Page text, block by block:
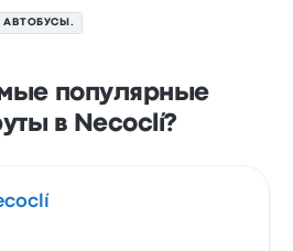
АВТОБУСЫ.
популярные
в Necoclí?